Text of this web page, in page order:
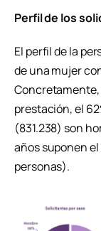
Perfil de los
El perfil de la
de una mujer
Concretamente,
prestación, el
(831.238) son
años suponen el
personas).